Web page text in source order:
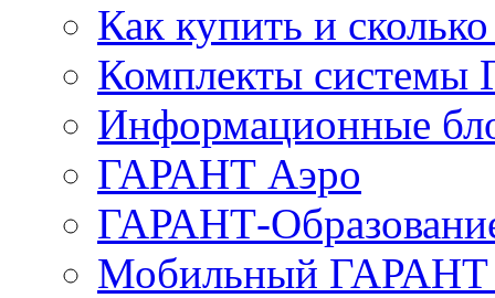
Как купить и
Комплекты
Информационные
ГАРАНТ Аэро
ГАРАНТ-
Мобильный ГАРАНТ